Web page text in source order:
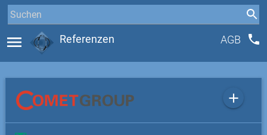
menu Referenzen AGB phone
add